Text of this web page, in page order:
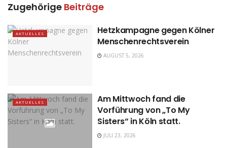
Zugehörige Beiträge
AKTUELLES
Hetzkampagne gegen Kölner
Menschenrechtsverein
AUGUST 5, 2026
AKTUELLES
Am Mittwoch fand die
Vorführung von „To My
Sisters“ in Köln statt.
JULI 23, 2026